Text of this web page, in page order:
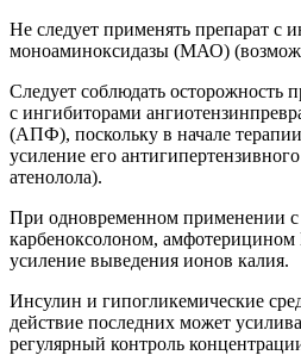
Не следует применять препарат с
моноаминоксидазы (МАО)
Следует соблюдать осторожность
с ингибиторами
(АПФ), поскольку в начале
усиление его
атенолола).
При одновременном применении с
карбеноксолоном,
усиление выведения ионов калия.
Инсулин и гипогликемические
действие последних может
регулярный контроль